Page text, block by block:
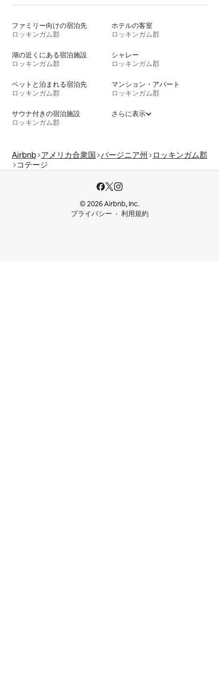
ファミリー向けの宿泊先
ロッキンガム郡
ホテルの客室
ロッキンガム郡
湖の近くにある宿泊施設
ロッキンガム郡
シャレー
ロッキンガム郡
ペットと泊まれる宿泊先
ロッキンガム郡
マンション・アパート
ロッキンガム郡
サウナ付きの宿泊施設
ロッキンガム郡
さらに表示
Airbnb アメリカ合衆国 バージニア州
ロッキンガム郡
コテージ
© 2026 Airbnb, Inc.
プライバシー
利用規約